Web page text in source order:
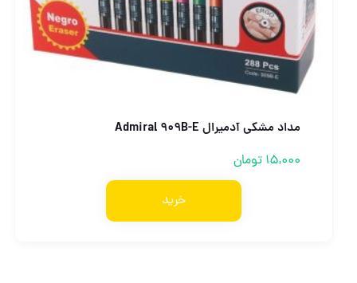
مداد مشکی آدمیرال Admiral 909B-E
15,000 تومان
خرید